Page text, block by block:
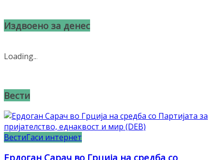
Издвоено за денес
Loading...
Вести
ВестиГаси интернет
Ердоган Сарач во Грција на средба со